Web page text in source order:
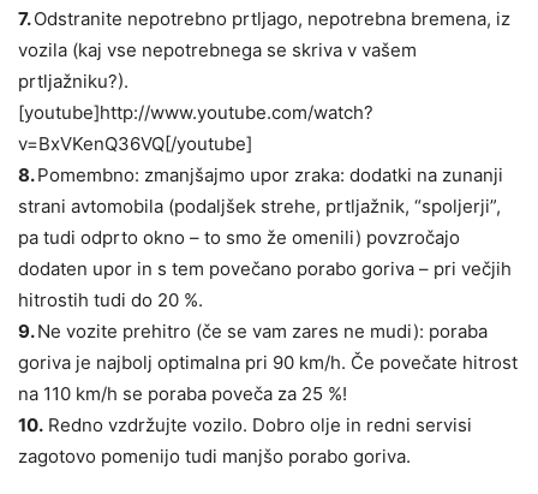
7.Odstranite nepotrebno prtljago, nepotrebna bremena, iz
vozila (kaj vse nepotrebnega se skriva v vašem
prtljažniku?).
[youtube]http://www.youtube.com/watch?
v=BxVKenQ36VQ[/youtube]
8.Pomembno: zmanjšajmo upor zraka: dodatki na zunanji
strani avtomobila (podaljšek strehe, prtljažnik, “spoljerji”,
pa tudi odprto okno – to smo že omenili) povzročajo
dodaten upor in s tem povečano porabo goriva – pri večjih
hitrostih tudi do 20 %.
9.Ne vozite prehitro (če se vam zares ne mudi): poraba
goriva je najbolj optimalna pri 90 km/h. Če povečate hitrost
na 110 km/h se poraba poveča za 25 %!
10. Redno vzdržujte vozilo. Dobro olje in redni servisi
zagotovo pomenijo tudi manjšo porabo goriva.